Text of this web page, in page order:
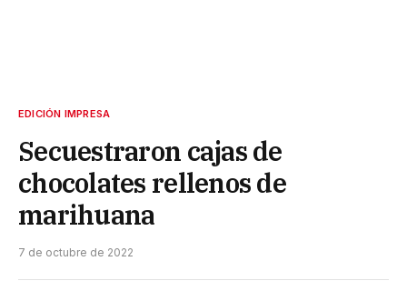
EDICIÓN IMPRESA
Secuestraron cajas de
chocolates rellenos de
marihuana
7 de octubre de 2022